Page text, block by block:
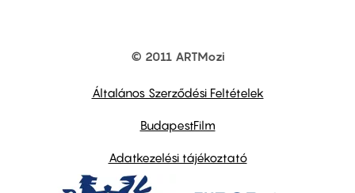
© 2011 ARTMozi
Általános Szerződési Feltételek
BudapestFilm
Adatkezelési tájékoztató